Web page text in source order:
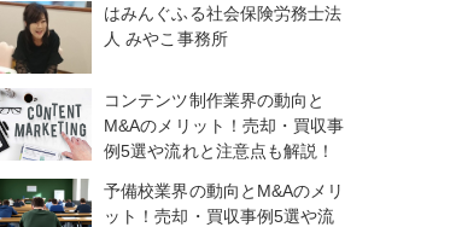
はみんぐふる社会保険労務士法
人 みやこ事務所
コンテンツ制作業界の動向と
M&Aのメリット！売却・買収事
例5選や流れと注意点も解説！
予備校業界の動向とM&Aのメリ
ット！売却・買収事例5選や流